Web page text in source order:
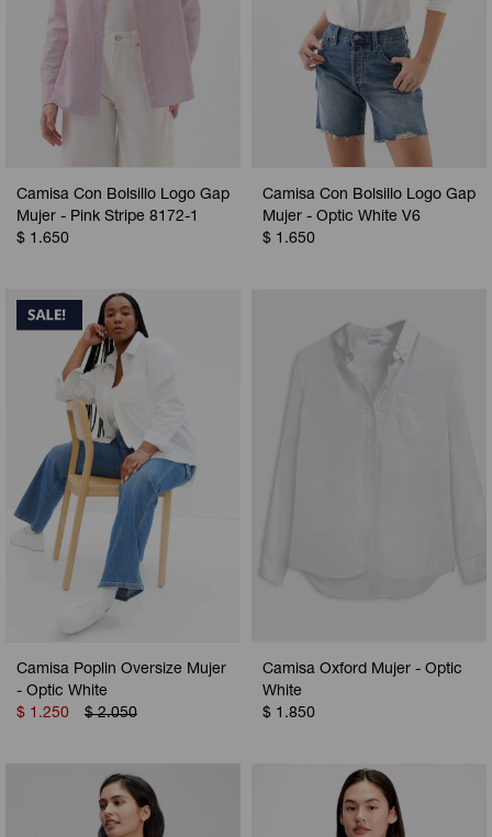
Camisa Con Bolsillo Logo Gap
Mujer - Pink Stripe 8172-1
$ 1.650
Camisa Con Bolsillo Logo Gap
Mujer - Optic White V6
$ 1.650
Camisa Poplin Oversize Mujer
- Optic White
$ 1.250 $ 2.050
Camisa Oxford Mujer - Optic
White
$ 1.850